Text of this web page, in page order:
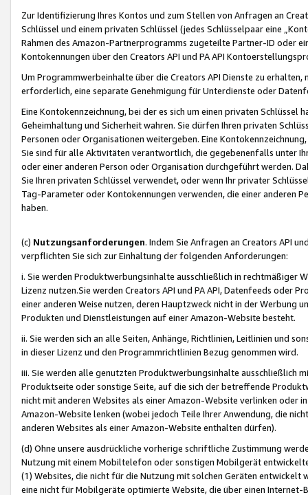
Zur Identifizierung Ihres Kontos und zum Stellen von Anfragen an
Schlüssel und einem privaten Schlüssel (jedes Schlüsselpaar eine
Rahmen des Amazon-Partnerprogramms zugeteilte Partner-ID oder
Kontokennungen über den Creators API und PA API
Um Programmwerbeinhalte über die Creators API Dienste zu
erforderlich, eine separate Genehmigung für Unterdienste oder
Eine Kontokennzeichnung, bei der es sich um einen privaten
Geheimhaltung und Sicherheit wahren. Sie dürfen Ihren privaten
Personen oder Organisationen weitergeben. Eine
Sie sind für alle Aktivitäten verantwortlich, die gegebenenfalls unter
oder einer anderen Person oder Organisation durchgeführt werden.
Sie Ihren privaten Schlüssel verwendet, oder wenn Ihr privater
Tag-Parameter oder Kontokennungen verwenden, die einer anderen
haben.
(c) Nutzungsanforderungen. Indem Sie Anfragen an Creators API
verpflichten Sie sich zur Einhaltung der folgenden Anforderungen:
i. Sie werden Produktwerbungsinhalte ausschließlich in rechtmäßiger
Lizenz nutzen.Sie werden Creators API und PA API, Datenfeeds oder
einer anderen Weise nutzen, deren Hauptzweck nicht in der Werbung
Produkten und Dienstleistungen auf einer Amazon-Website besteht.
ii. Sie werden sich an alle Seiten, Anhänge, Richtlinien, Leitlinien und
in dieser Lizenz und den Programmrichtlinien Bezug genommen wird.
iii. Sie werden alle genutzten Produktwerbungsinhalte ausschließlich
Produktseite oder sonstige Seite, auf die sich der betreffende
nicht mit anderen Websites als einer Amazon-Website verlinken oder
Amazon-Website lenken (wobei jedoch Teile Ihrer Anwendung, die
anderen Websites als einer Amazon-Website enthalten dürfen).
(d) Ohne unsere ausdrückliche vorherige schriftliche Zustimmung
Nutzung mit einem Mobiltelefon oder sonstigen Mobilgerät
(1) Websites, die nicht für die Nutzung mit solchen Geräten
eine nicht für Mobilgeräte optimierte Website, die über einen